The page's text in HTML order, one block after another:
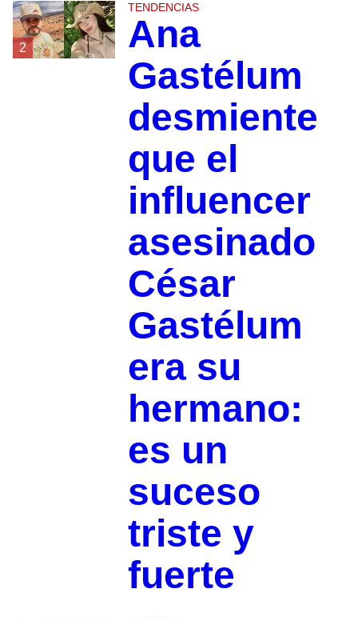
2
TENDENCIAS
Ana
Gastélum
desmiente
que el
influencer
asesinado
César
Gastélum
era su
hermano:
es un
suceso
triste y
fuerte